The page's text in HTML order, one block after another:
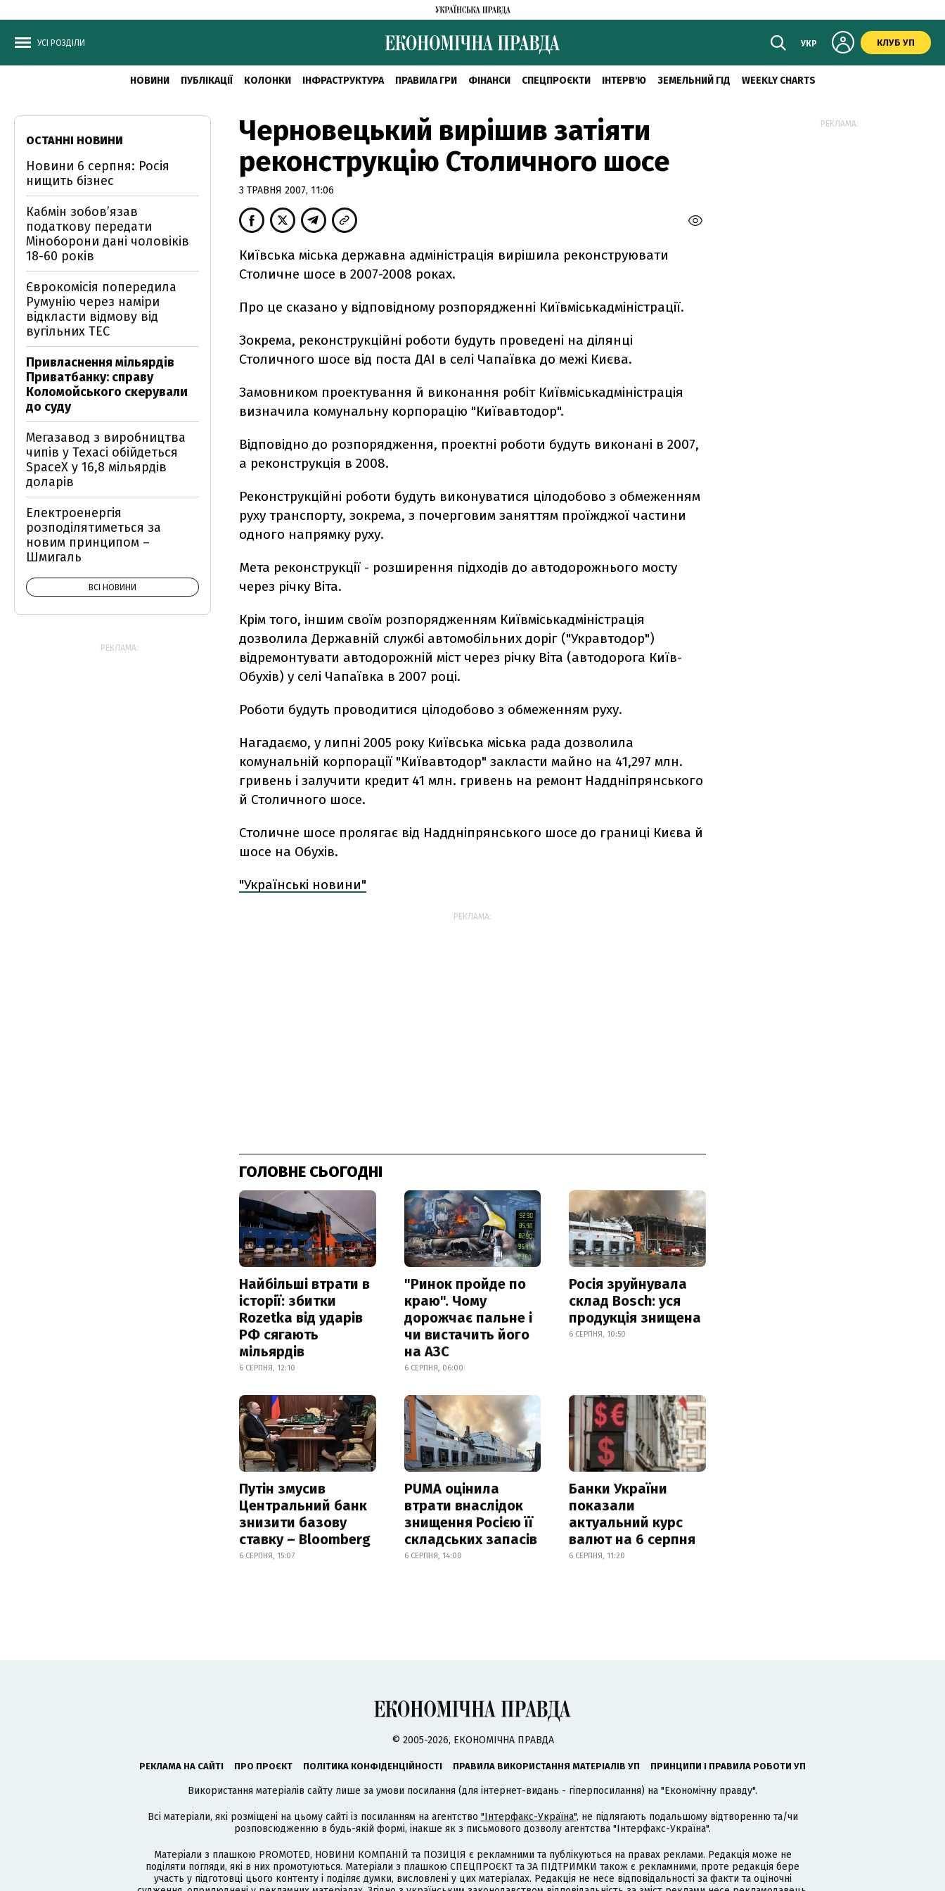
УСІ РОЗДІЛИ УКР КЛУБ УП
НОВИНИ ПУБЛІКАЦІЇ КОЛОНКИ ІНФРАСТРУКТУРА ПРАВИЛА ГРИ ФІНАНСИ СПЕЦПРОЄКТИ ІНТЕРВ'Ю ЗЕМЕЛЬНИЙ ГІД WEEKLY CHARTS
Черновецький вирішив затіяти
реконструкцію Столичного шосе
3 ТРАВНЯ 2007, 11:06
Київська міська державна адміністрація вирішила реконструювати
Столичне шосе в 2007-2008 роках.
Про це сказано у відповідному розпорядженні Київміськадміністрації.
Зокрема, реконструкційні роботи будуть проведені на ділянці
Столичного шосе від поста ДАІ в селі Чапаївка до межі Києва.
Замовником проектування й виконання робіт Київміськадміністрація
визначила комунальну корпорацію "Київавтодор".
Відповідно до розпорядження, проектні роботи будуть виконані в 2007,
а реконструкція в 2008.
Реконструкційні роботи будуть виконуватися цілодобово з обмеженням
руху транспорту, зокрема, з почерговим заняттям проїжджої частини
одного напрямку руху.
Мета реконструкції - розширення підходів до автодорожнього мосту
через річку Віта.
Крім того, іншим своїм розпорядженням Київміськадміністрація
дозволила Державній службі автомобільних доріг ("Укравтодор")
відремонтувати автодорожній міст через річку Віта (автодорога Київ-
Обухів) у селі Чапаївка в 2007 році.
Роботи будуть проводитися цілодобово з обмеженням руху.
Нагадаємо, у липні 2005 року Київська міська рада дозволила
комунальній корпорації "Київавтодор" закласти майно на 41,297 млн.
гривень і залучити кредит 41 млн. гривень на ремонт Наддніпрянського
й Столичного шосе.
Столичне шосе пролягає від Наддніпрянського шосе до границі Києва й
шосе на Обухів.
"Українські новини"
РЕКЛАМА:
ГОЛОВНЕ СЬОГОДНІ
Найбільші втрати в
історії: збитки
Rozetka від ударів
РФ сягають
мільярдів
6 СЕРПНЯ, 12:10
"Ринок пройде по
краю". Чому
дорожчає пальне і
чи вистачить його
на АЗС
6 СЕРПНЯ, 06:00
Росія зруйнувала
склад Bosch: уся
продукція знищена
6 СЕРПНЯ, 10:50
Путін змусив
Центральний банк
знизити базову
ставку – Bloomberg
6 СЕРПНЯ, 15:07
PUMA оцінила
втрати внаслідок
знищення Росією її
складських запасів
6 СЕРПНЯ, 14:00
Банки України
показали
актуальний курс
валют на 6 серпня
6 СЕРПНЯ, 11:20
ОСТАННІ НОВИНИ
Новини 6 серпня: Росія
нищить бізнес
Кабмін зобовʼязав
податкову передати
Міноборони дані чоловіків
18-60 років
Єврокомісія попередила
Румунію через наміри
відкласти відмову від
вугільних ТЕС
Привласнення мільярдів
Приватбанку: справу
Коломойського скерували
до суду
Мегазавод з виробництва
чипів у Техасі обійдеться
SpaceX у 16,8 мільярдів
доларів
Електроенергія
розподілятиметься за
новим принципом –
Шмигаль
ВСІ НОВИНИ
РЕКЛАМА:
РЕКЛАМА:
© 2005-2026, ЕКОНОМІЧНА ПРАВДА
РЕКЛАМА НА САЙТІ ПРО ПРОЄКТ ПОЛІТИКА КОНФІДЕНЦІЙНОСТІ ПРАВИЛА ВИКОРИСТАННЯ МАТЕРІАЛІВ УП ПРИНЦИПИ І ПРАВИЛА РОБОТИ УП
Використання матеріалів сайту лише за умови посилання (для інтернет-видань - гіперпосилання) на "Економічну правду".
Всі матеріали, які розміщені на цьому сайті із посиланням на агентство "Інтерфакс-Україна", не підлягають подальшому відтворенню та/чи
розповсюдженню в будь-якій формі, інакше як з письмового дозволу агентства "Інтерфакс-Україна".
Матеріали з плашкою PROMOTED, НОВИНИ КОМПАНІЙ та ПОЗИЦІЯ є рекламними та публікуються на правах реклами. Редакція може не
поділяти погляди, які в них промотуються. Матеріали з плашкою СПЕЦПРОЄКТ та ЗА ПІДТРИМКИ також є рекламними, проте редакція бере
участь у підготовці цього контенту і поділяє думки, висловлені у цих матеріалах. Редакція не несе відповідальності за факти та оціночні